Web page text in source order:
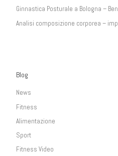
Ginnastica Posturale a Bologna –
Analisi composizione corporea –
Blog
News
Fitness
Alimentazione
Sport
Fitness Video